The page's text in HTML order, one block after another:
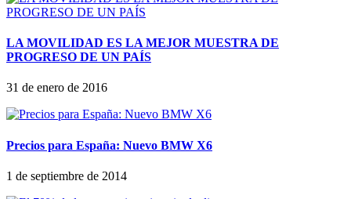
LA MOVILIDAD ES LA MEJOR MUESTRA DE
PROGRESO DE UN PAÍS
31 de enero de 2016
Precios para España: Nuevo BMW X6
1 de septiembre de 2014